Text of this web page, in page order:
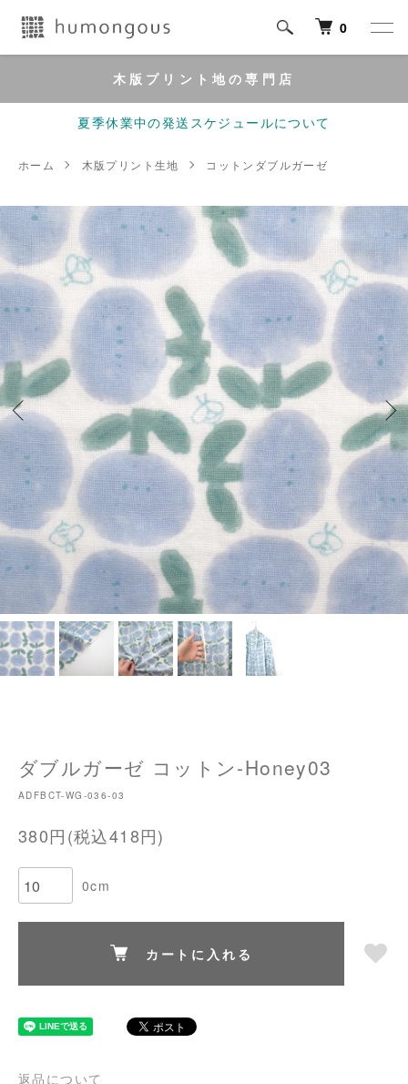
0
木版プリント地の専門店
夏季休業中の発送スケジュールについて
ホーム 木版プリント生地 コットンダブルガーゼ
ダブルガーゼ コットン-Honey03
ADFBCT-WG-036-03
380円(税込418円)
0cm
カートに入れる
返品について